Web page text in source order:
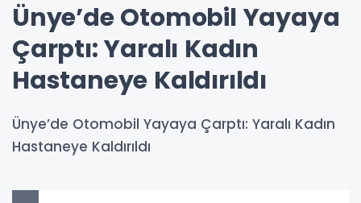
Ünye’de Otomobil Yayaya
Çarptı: Yaralı Kadın
Hastaneye Kaldırıldı
Ünye’de Otomobil Yayaya Çarptı: Yaralı Kadın
Hastaneye Kaldırıldı